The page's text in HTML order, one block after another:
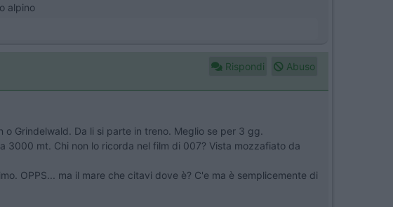
alpino
Rispondi Abuso
Grindelwald. Da li si parte in treno. Meglio se per 3 gg.
3000 mt. Chi non lo ricorda nel film di 007? Vista mozzafiato da
OPPS... ma il mare che citavi dove è? C'e ma è semplicemente di